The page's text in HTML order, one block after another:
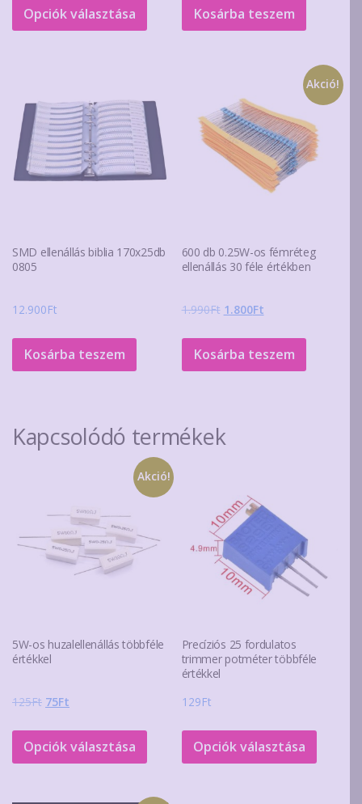
-
129Ft
Opciók választása
terméknek
változatok
a
termékoldalon
was:
2.790Ft.
is:
2.400Ft.
Kosárba teszem
SMD ellenállás biblia 170x25db
0805
12.900Ft
Kosárba teszem
Akció!
600 db 0.25W-os fémréteg
ellenállás 30 féle értékben
1.990Ft Original
was:
1.990Ft.
1.800FtCurrent
is:
1.800Ft.
Kosárba teszem
Kapcsolódó termékek
Akció!
5W-os huzalellenállás többféle
értékkel
125Ft Original
was:
125Ft.
75Ft
is:
75Ft.
Opciók választása
terméknek
Precíziós 25 fordulatos
trimmer potméter többféle
értékkel
129Ft
Opciók választása
Ennek